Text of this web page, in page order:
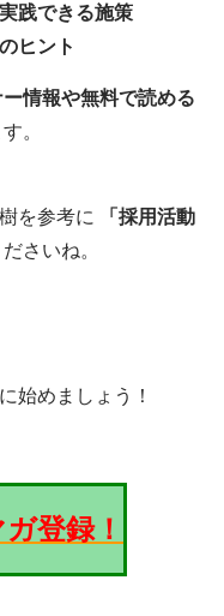
践できる施策
ヒント
情報や無料で読める
。
を参考に
「採用活動
さいね。
始めましょう！
登録！